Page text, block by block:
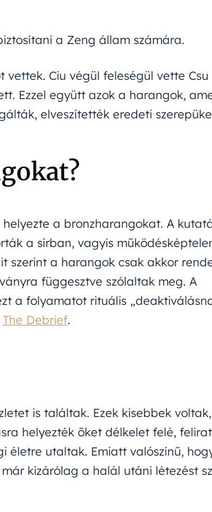
a Zeng állam számára.
Ciu végül feleségül vette Csu
Ezzel együtt azok a harangok,
elveszítették eredeti
a bronzharangokat. A
a sírban, vagyis
szerint a harangok csak akkor
függesztve szólaltak meg. A
a folyamatot rituális
The Debrief.
is találtak. Ezek kisebbek voltak,
helyezték őket délkelet felé,
utaltak. Emiatt valószínű,
kizárólag a halál utáni létezést